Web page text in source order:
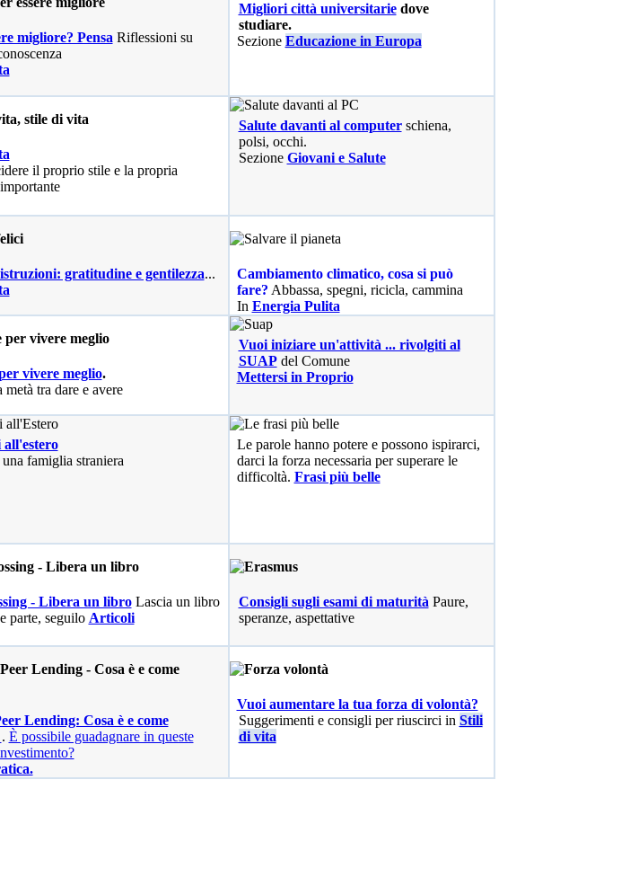
migliore? Pensa Riflessioni su
Migliori città universitariedove
studiare.
Sezione Educazione in Europa
il proprio stile e la propria
Salute davanti al computerschiena,
polsi, occhi.
Sezione Giovani e Salute
gratitudine e gentilezza...
Cambiamento climatico, cosa si può
fare? Abbassa, spegni, ricicla, cammina
In Energia Pulita
vivere meglio.
tra dare e avere
Vuoi iniziare un'attività ... rivolgiti al
SUAPdel Comune
Mettersi in Proprio
famiglia straniera
Le parole hanno potere e possono ispirarci,
darci la forza necessaria per superare le
difficoltà. Frasi più belle
- Libera un libroLascia un libro
parte, seguilo Articoli
Consigli sugli esami di maturità Paure,
speranze, aspettative
Lending: Cosa è e come
. È possibile guadagnare in queste
Vuoi aumentare la tua forza di volontà?
Suggerimenti e consigli per riuscirci in Stili
di vita